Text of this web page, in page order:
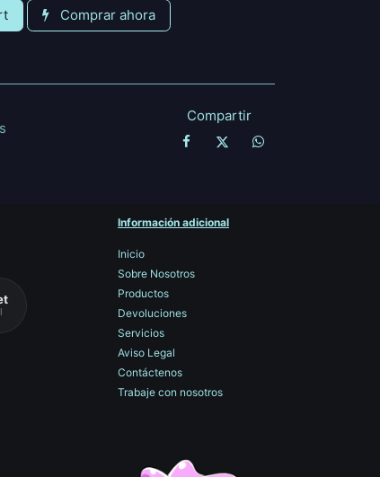
Comprar ahora
Compartir
Información adicional
Inicio
Sobre Nosotros
Productos
Devoluciones
Servicios
Aviso Legal
Contáctenos
Trabaje con nosotros